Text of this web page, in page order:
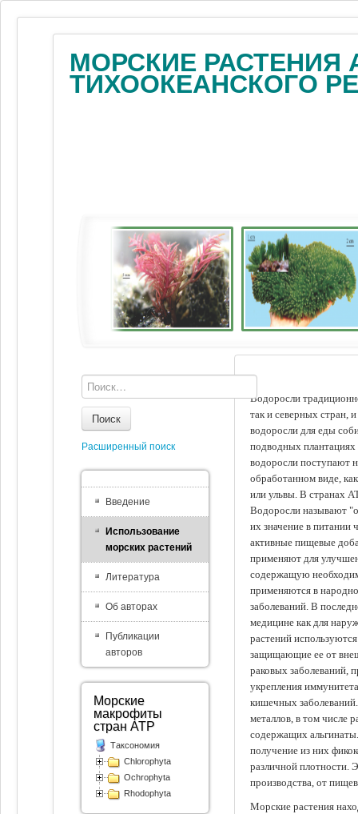
МОРСКИЕ РАСТЕНИЯ
ТИХООКЕАНСКОГО
Водоросли
так и северных стран,
водоросли для еды
подводных
водоросли поступают
обработанном виде,
или ульвы. В странах
Водоросли называют
их значение в питании
активные пищевые
применяют для
содержащую
применяются в
заболеваний. В
медицине как для
растений
защищающие ее от
раковых заболеваний,
укрепления
кишечных
металлов, в том числе
содержащих
получение из них
различной плотности.
производства, от
Морские растения
Поиск
Расширенный поиск
Введение
Использование
морских растений
Литература
Об авторах
Публикации
авторов
Морские
макрофиты
стран АТР
Таксономия
Chlorophyta
Ochrophyta
Rhodophyta